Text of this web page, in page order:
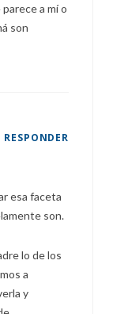
a mí o
son
RESPONDER
esa faceta
son.
lo de los
a
y